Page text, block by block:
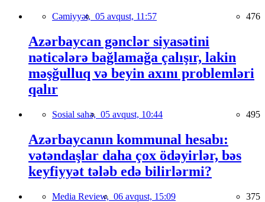
Cəmiyyət, 05 avqust, 11:57 476
Azərbaycan gənclər siyasətini
nəticələrə bağlamağa çalışır, lakin
məşğulluq və beyin axını problemləri
qalır
Sosial sahə, 05 avqust, 10:44 495
Azərbaycanın kommunal hesabı:
vətəndaşlar daha çox ödəyirlər, bəs
keyfiyyət tələb edə bilirlərmi?
Media Review, 06 avqust, 15:09 375